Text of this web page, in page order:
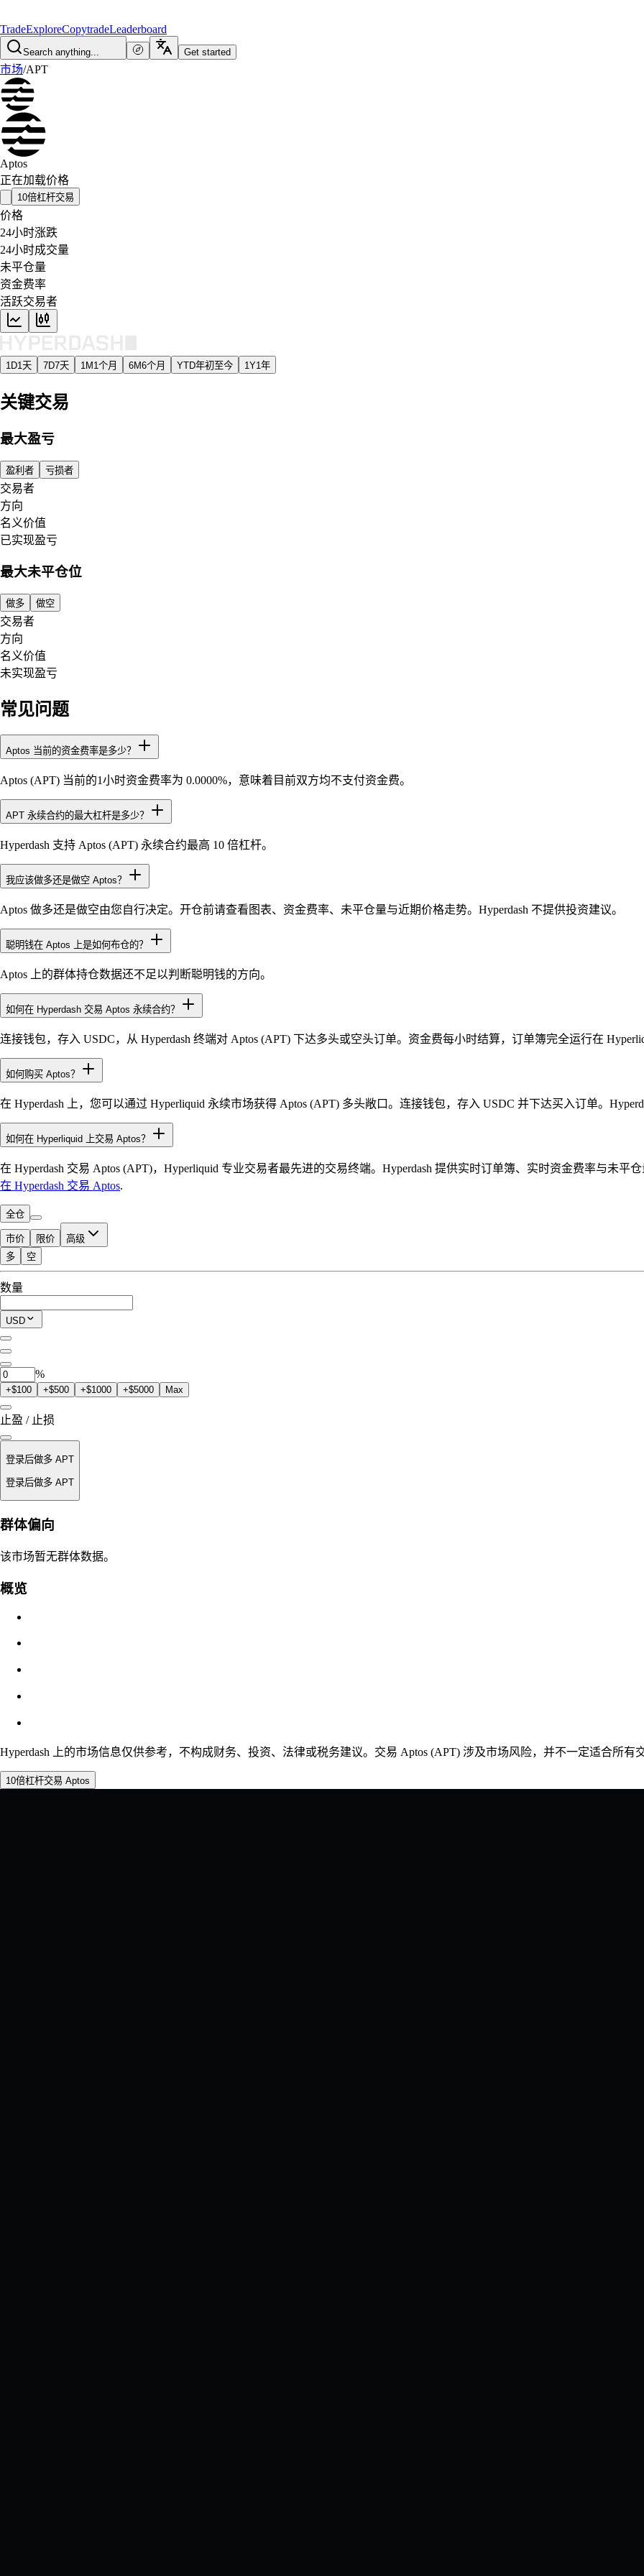
TradeExploreCopytradeLeaderboard
Search anything... Get started
市场/APT
Aptos
正在加载价格
10倍杠杆交易
价格
24小时涨跌
24小时成交量
未平仓量
资金费率
活跃交易者
1D1天 7D7天 1M 1个月 6M6个月 YTD年初至今 1Y1年
关键交易
最大盈亏
盈利者 亏损者
交易者
方向
名义价值
已实现盈亏
最大未平仓位
做多 做空
交易者
方向
名义价值
未实现盈亏
常见问题
Aptos 当前的资金费率是多少？
Aptos (APT) 当前的1小时资金费率为 0.0000%，意味着目前双方均不支付资金费。
APT 永续合约的最大杠杆是多少？
Hyperdash 支持 Aptos (APT) 永续合约最高 10 倍杠杆。
我应该做多还是做空 Aptos？
Aptos 做多还是做空由您自行决定。开仓前请查看图表、资金费率、未平仓量与近期价格走势。Hyperdash 不提供投资建议。
聪明钱在 Aptos 上是如何布仓的？
Aptos 上的群体持仓数据还不足以判断聪明钱的方向。
如何在 Hyperdash 交易 Aptos 永续合约？
连接钱包，存入 USDC，从 Hyperdash 终端对 Aptos (APT) 下达多头或空头订单。资金费每小时结算，订单簿完全运行在
如何购买 Aptos？
在 Hyperdash 上，您可以通过 Hyperliquid 永续市场获得 Aptos (APT) 多头敞口。连接钱包，存入 USDC 并下达买入订单。
如何在 Hyperliquid 上交易 Aptos？
在 Hyperdash 交易 Aptos (APT)，Hyperliquid 专业交易者最先进的交易终端。Hyperdash 提供实时订单簿、实时资金费率与未平
在 Hyperdash 交易 Aptos.
全仓
市价 限价 高级
可交易额度
$0.00
当前仓位
0APT
多 空
数量
USD
%
+$100 +$500 +$1000 +$5000 Max
止盈 / 止损
登录后做多 APT
登录后做多 APT
强平价
不适用
订单价值
群体偏向
该市场暂无群体数据。
概览
Hyperdash 上的市场信息仅供参考，不构成财务、投资、法律或税务建议。交易 Aptos (APT) 涉及市场风险，并不一定适合所有
10倍杠杆交易 Aptos